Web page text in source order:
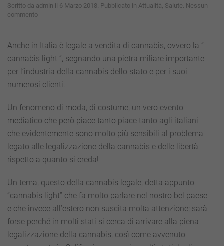
Scritto da admin il 6 Marzo 2018 . Pubblicato in Attualità Salute Nessun
commentosu
light
approda
anche
Italia
Anche in Italia è legale a vendita di cannabis, ovvero la “
cannabis light ”, segnando una pietra miliare importante
per l’industria della cannabis dello stato e per i suoi
numerosi clienti.
Un fenomeno di moda, di costume, un vero evento
mediatico che però piace tanto piace tanto agli italiani
che evidentemente sono molto più sensibili al problema
legato alle legalizzazione della cannabis e delle libertà
rispetto a quanto si creda!
Un tema, questo della cannabis legale, detta appunto
“cannabis light” che fa molto parlare nel nostro bel paese
e che invece all’estero non suscita molta attenzione; sarà
forse perché in molti stati si cerca di arrivare alla piena
legalizzazione della cannabis, così come avvenuto